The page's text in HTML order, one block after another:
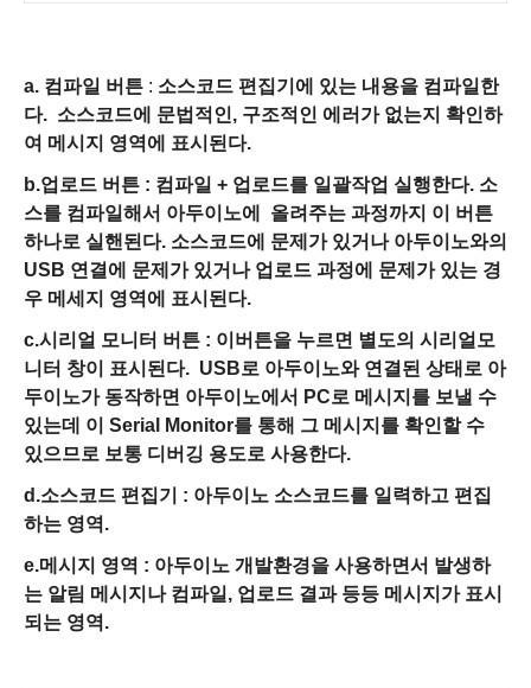
a. 컴파일 버튼 : 소스코드 편집기에 있는 내용을 컴파일한
다. 소스코드에 문법적인, 구조적인 에러가 없는지 확인하
여 메시지 영역에 표시된다.
b.업로드 버튼 : 컴파일 + 업로드를 일괄작업 실행한다. 소
스를 컴파일해서 아두이노에 올려주는 과정까지 이 버튼
하나로 실핸된다. 소스코드에 문제가 있거나 아두이노와의
USB 연결에 문제가 있거나 업로드 과정에 문제가 있는 경
우 메세지 영역에 표시된다.
c.시리얼 모니터 버튼 : 이버튼을 누르면 별도의 시리얼모
니터 창이 표시된다. USB로 아두이노와 연결된 상태로 아
두이노가 동작하면 아두이노에서 PC로 메시지를 보낼 수
있는데 이 Serial Monitor를 통해 그 메시지를 확인할 수
있으므로 보통 디버깅 용도로 사용한다.
d.소스코드 편집기 : 아두이노 소스코드를 일력하고 편집
하는 영역.
e.메시지 영역 : 아두이노 개발환경을 사용하면서 발생하
는 알림 메시지나 컴파일, 업로드 결과 등등 메시지가 표시
되는 영역.